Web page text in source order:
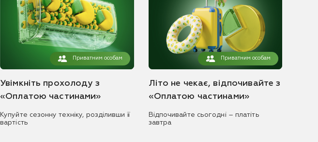
Приватним особам
Увімкніть прохолоду з
«Оплатою частинами»
Купуйте сезонну техніку, розділивши її
вартість
Приватним особам
Літо не чекає, відпочивайте з
«Оплатою частинами»
Відпочивайте сьогодні – платіть
завтра